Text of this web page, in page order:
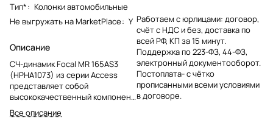
Тип*: Колонки автомобильные
Не выгружать на MarketPlace: Y
Описание
СЧ-динамик Focal MR 165AS3
(HPHA1073) из серии Access
представляет собой
высококачественный компонент
акустической системы,
предназначенный для
Все описание
Работаем с юрлицами: договор,
счёт с НДС и без, доставка по
всей РФ, КП за 15 минут.
Поддержка по 223-ФЗ, 44-ФЗ,
электронный документооборот.
Постоплата- с чётко
прописанными всеми условиями
в договоре.